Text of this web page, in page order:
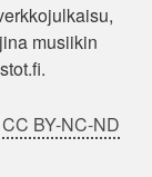
musiikin
CC BY-NC-ND